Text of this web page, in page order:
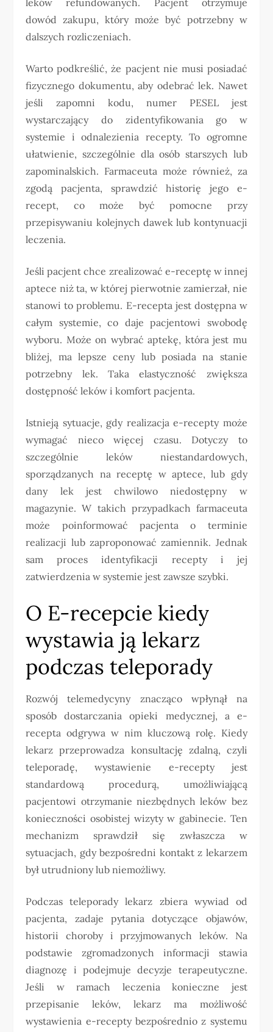
dowód zakupu, który może być potrzebny w
dalszych rozliczeniach.
Warto podkreślić, że pacjent nie musi posiadać
fizycznego dokumentu, aby odebrać lek. Nawet
jeśli zapomni kodu, numer PESEL jest
wystarczający do zidentyfikowania go w
systemie i odnalezienia recepty. To ogromne
ułatwienie, szczególnie dla osób starszych lub
zapominalskich. Farmaceuta może również, za
zgodą pacjenta, sprawdzić historię jego e-
recept, co może być pomocne przy
przepisywaniu kolejnych dawek lub kontynuacji
leczenia.
Jeśli pacjent chce zrealizować e-receptę w innej
aptece niż ta, w której pierwotnie zamierzał, nie
stanowi to problemu. E-recepta jest dostępna w
całym systemie, co daje pacjentowi swobodę
wyboru. Może on wybrać aptekę, która jest mu
bliżej, ma lepsze ceny lub posiada na stanie
potrzebny lek. Taka elastyczność zwiększa
dostępność leków i komfort pacjenta.
Istnieją sytuacje, gdy realizacja e-recepty może
wymagać nieco więcej czasu. Dotyczy to
szczególnie leków niestandardowych,
sporządzanych na receptę w aptece, lub gdy
dany lek jest chwilowo niedostępny w
magazynie. W takich przypadkach farmaceuta
może poinformować pacjenta o terminie
realizacji lub zaproponować zamiennik. Jednak
sam proces identyfikacji recepty i jej
zatwierdzenia w systemie jest zawsze szybki.
O E-recepcie kiedy
wystawia ją lekarz
podczas teleporady
Rozwój telemedycyny znacząco wpłynął na
sposób dostarczania opieki medycznej, a e-
recepta odgrywa w nim kluczową rolę. Kiedy
lekarz przeprowadza konsultację zdalną, czyli
teleporadę, wystawienie e-recepty jest
standardową procedurą, umożliwiającą
pacjentowi otrzymanie niezbędnych leków bez
konieczności osobistej wizyty w gabinecie. Ten
mechanizm sprawdził się zwłaszcza w
sytuacjach, gdy bezpośredni kontakt z lekarzem
był utrudniony lub niemożliwy.
Podczas teleporady lekarz zbiera wywiad od
pacjenta, zadaje pytania dotyczące objawów,
historii choroby i przyjmowanych leków. Na
podstawie zgromadzonych informacji stawia
diagnozę i podejmuje decyzje terapeutyczne.
Jeśli w ramach leczenia konieczne jest
przepisanie leków, lekarz ma możliwość
wystawienia e-recepty bezpośrednio z systemu